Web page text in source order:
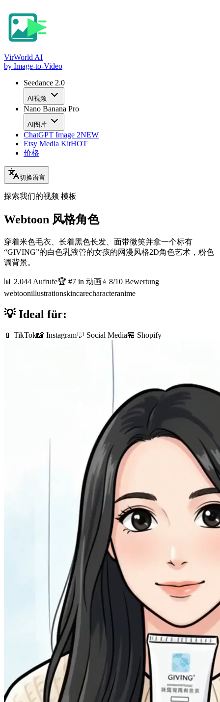
VirWorld AI
by Image-to-Video
Seedance 2.0
AI视频
Nano Banana Pro
AI图片
ChatGPT Image 2NEW
Etsy Media KitHOT
价格
切换语言
探索我们的视频 模板
Webtoon 风格角色
穿着米色毛衣、长着黑色长发、面带微笑并拿一个标有
“GIVING”的白色乳液管的女孩的网漫风格2D角色艺术，粉色
调背景。
📊 2.044 Aufrufe🏆 #7 in 动画⭐ 8/10 Bewertung
webtoonillustrationskincarecharacteranime
💡 Ideal für:
📱 TikTok📸 Instagram💬 Social Media🏪 Shopify